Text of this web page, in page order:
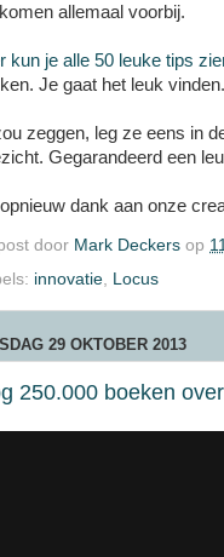
allemaal voorbij.
kun je alle 50 leuke tips
Je gaat het leuk vinden.
zeggen, leg ze eens in
Gegarandeerd een
dank aan onze
door Mark Deckers op
innovatie Locus
29 OKTOBER 2013
250.000 boeken